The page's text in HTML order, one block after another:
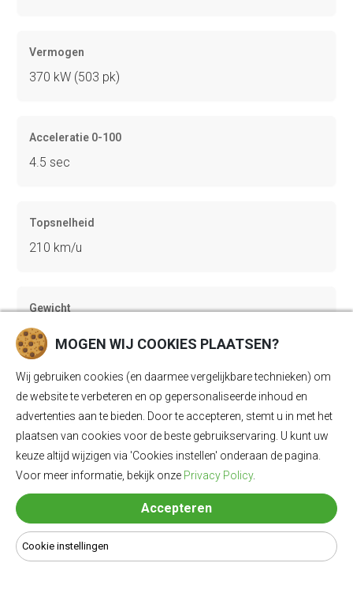
Vermogen
370 kW (503 pk)
Acceleratie 0-100
4.5 sec
Topsnelheid
210 km/u
Gewicht
2725 kg
Bagageruimte
528 Ll
Lengte
Breedte
MOGEN WIJ COOKIES PLAATSEN?
Wij gebruiken cookies (en daarmee vergelijkbare technieken) om
de website te verbeteren en op gepersonaliseerde inhoud en
advertenties aan te bieden. Door te accepteren, stemt u in met het
plaatsen van cookies voor de beste gebruikservaring. U kunt uw
keuze altijd wijzigen via 'Cookies instellen' onderaan de pagina.
Voor meer informatie, bekijk onze Privacy Policy.
Accepteren
Cookie instellingen